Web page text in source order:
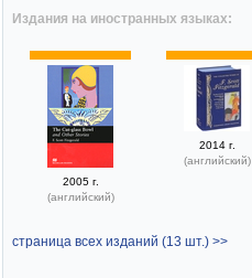
Издания на иностранных языках:
2005 г.
(английский)
2014 г.
(английский)
страница всех изданий (13 шт.) >>